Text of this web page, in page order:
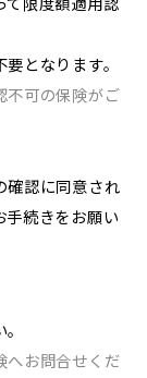
となります。
不可の保険がご
確認に同意され
手続きをお願い
へお問合せくだ